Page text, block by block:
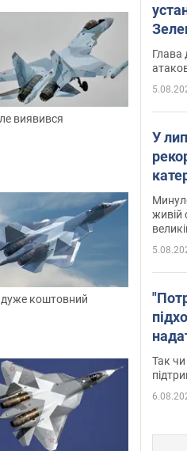
виявився
дуже коштовний
Глава
У
живій
Так чи